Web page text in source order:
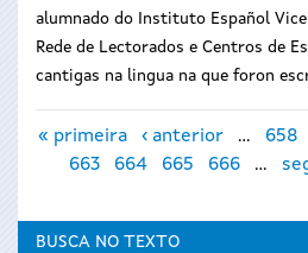
alumnado do Instituto Español
Rede de Lectorados e Centros de
cantigas na lingua na que foron
Páxinas
« primeira ‹ anterior … 658
663
664 665 666 …
BUSCA NO TEXTO